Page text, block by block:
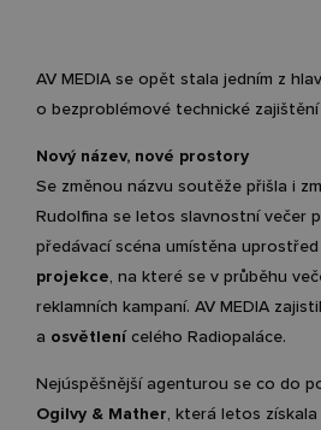
AV MEDIA se opět stala jedním z
o bezproblémové technické
Nový název, nové prostory
Se změnou názvu soutěže přišla i
Rudolfina se letos slavnostní večer
předávací scéna umístěna
projekce, na které se v průběhu
reklamních kampaní. AV MEDIA
a osvětlenícelého Radiopaláce.
Nejúspěšnější agenturou se co do
Ogilvy & Mather, která letos